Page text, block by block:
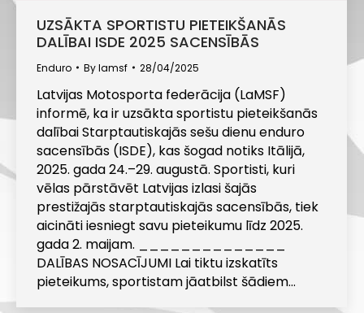
UZSĀKTA SPORTISTU PIETEIKŠANĀS
DALĪBAI ISDE 2025 SACENSĪBĀS
Enduro Bylamsf 28/04/2025
Latvijas Motosporta federācija (LaMSF)
informē, ka ir uzsākta sportistu pieteikšanās
dalībai Starptautiskajās sešu dienu enduro
sacensībās (ISDE), kas šogad notiks Itālijā,
2025. gada 24.–29. augustā. Sportisti, kuri
vēlas pārstāvēt Latvijas izlasi šajās
prestižajās starptautiskajās sacensībās, tiek
aicināti iesniegt savu pieteikumu līdz 2025.
gada 2. maijam. ______________
DALĪBAS NOSACĪJUMI Lai tiktu izskatīts
pieteikums, sportistam jāatbilst šādiem…